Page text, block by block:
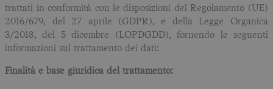
trattati in conformità con le disposizioni del Regolamento (UE)
2016/679, del 27 aprile (GDPR), e della Legge Organica
3/2018, del 5 dicembre (LOPDGDD), fornendo le seguenti
informazioni sul trattamento dei dati:
Finalità e base giuridica del trattamento: